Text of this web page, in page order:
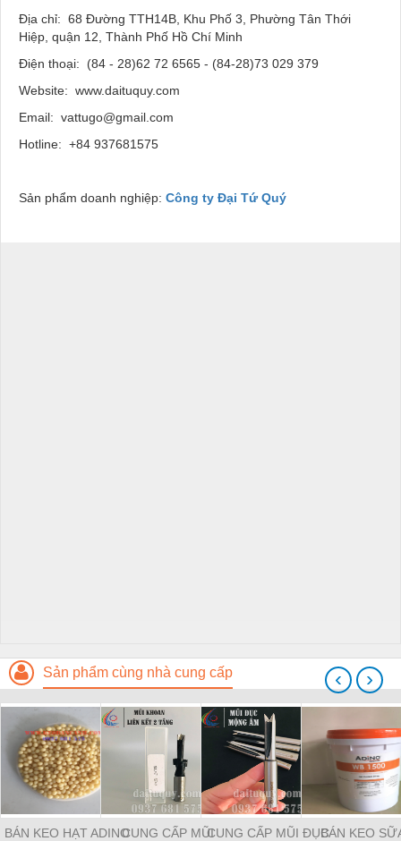
Địa chỉ: 68 Đường TTH14B, Khu Phố 3, Phường Tân Thới
Hiệp, quận 12, Thành Phố Hồ Chí Minh
Điện thoại: (84 - 28)62 72 6565 - (84-28)73 029 379
Website: www.daituquy.com
Email: vattugo@gmail.com
Hotline: +84 937681575
Sản phẩm doanh nghiệp: Công ty Đại Tứ Quý
Sản phẩm cùng nhà cung cấp
BÁN KEO HẠT ADINOCUNG CẤP MŨICUNG CẤP MŨI ĐỤCBÁN KEO
‹ ›